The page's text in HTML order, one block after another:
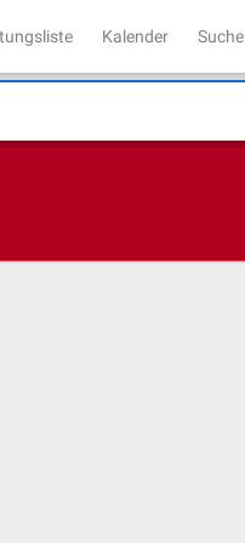
Kalender Suche